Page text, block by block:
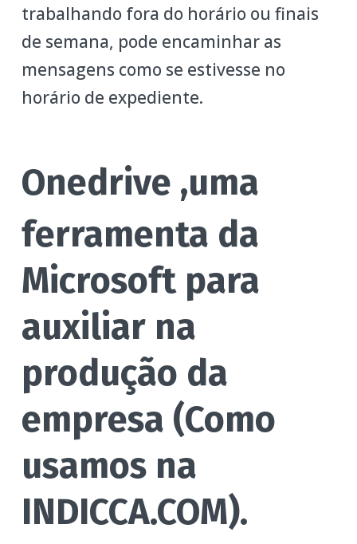
trabalhando fora do horário ou finais
de semana, pode encaminhar as
mensagens como se estivesse no
horário de expediente.
Onedrive ,uma
ferramenta da
Microsoft para
auxiliar na
produção da
empresa (Como
usamos na
INDICCA.COM).